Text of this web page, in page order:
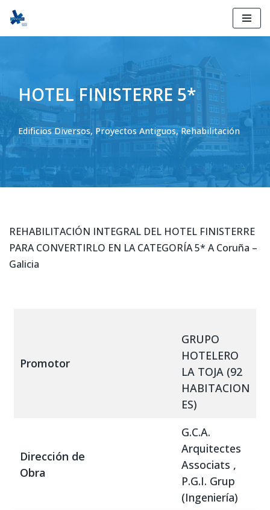
Ir
HOTEL FINISTERRE 5*
Edificios Diversos, Proyectos Antiguos,Rehabilitación
REHABILITACIÓN INTEGRAL DEL HOTEL FINISTERRE
PARA CONVERTIRLO EN LA CATEGORÍA 5* A Coruña –
Galicia
Promotor
GRUPO
HOTELERO
LA TOJA (92
HABITACION
ES)
Dirección de
Obra
G.C.A.
Arquitectes
Associats ,
P.G.I. Grup
(Ingeniería)